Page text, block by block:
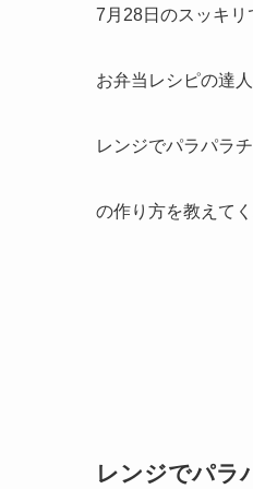
7月28日のスッキリ
お弁当レシピの達
レンジでパラパラ
の作り方を教えて
レンジでパラ